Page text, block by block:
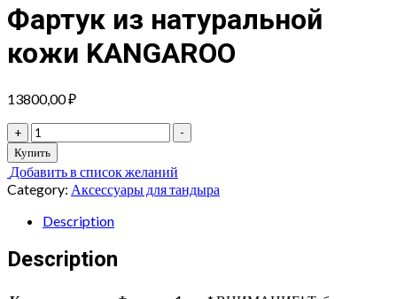
Фартук из натуральной
кожи KANGAROO
13800,00₽
+
Фартук
из
натуральной
кожи
KANGAROO
quantity
-
Купить
Добавить в список желаний
Category: Аксессуары для тандыра
Description
Description